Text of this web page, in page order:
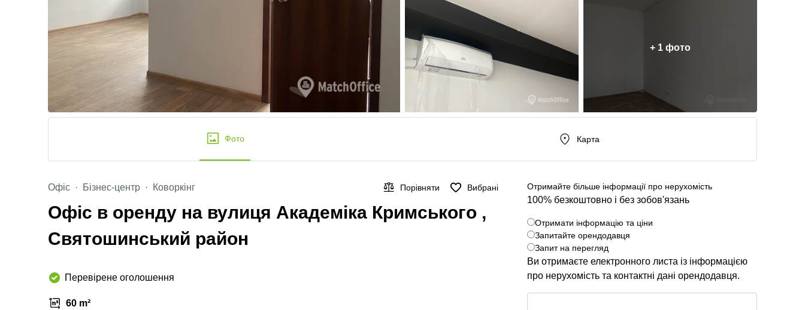
+ 1 фото
Фото Карта
Офіс Бізнес-центр Коворкінг Порівняти Вибрані
Офіс в оренду на вулиця Академіка Кримського ,
Святошинський район
Перевірене оголошення
60 m²
Отримайте більше інформації про нерухомість
100% безкоштовно і без зобов'язань
Отримати інформацію та ціни
Запитайте орендодавця
Запит на перегляд
Ви отримаєте електронного листа із інформацією
про нерухомість та контактні дані орендодавця.